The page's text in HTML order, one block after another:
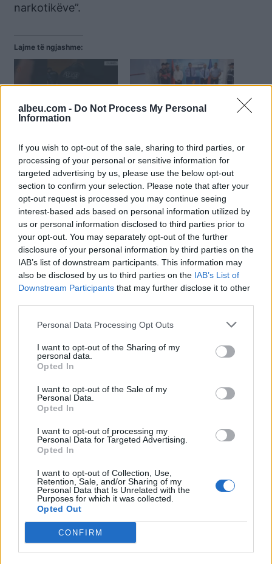
albeu.com - Do Not Process My Personal
Information
If you wish to opt-out of the sale, sharing to third parties, or
processing of your personal or sensitive information for
targeted advertising by us, please use the below opt-out
section to confirm your selection. Please note that after your
opt-out request is processed you may continue seeing
interest-based ads based on personal information utilized by
us or personal information disclosed to third parties prior to
your opt-out. You may separately opt-out of the further
disclosure of your personal information by third parties on the
IAB’s list of downstream participants. This information may
also be disclosed by us to third parties on the IAB’s List of
Downstream Participants that may further disclose it to other
Personal Data Processing Opt Outs
I want to opt-out of the Sharing of my
personal data.
Opted In
I want to opt-out of the Sale of my
Personal Data.
Opted In
I want to opt-out of processing my
Personal Data for Targeted Advertising.
Opted In
I want to opt-out of Collection, Use,
Retention, Sale, and/or Sharing of my
Personal Data that Is Unrelated with the
Purposes for which it was collected.
Opted Out
CONFIRM
narkotikëve”.
Lajme të ngjashme:
Emrat/ Zbulohet drogë
Durrës, arrestohen 15
persona
e sigurisë për Ervis
Bakallin dhe Dorian Kalon
Sekuestrohet arsenal
armësh në Durrës,
arrestohet 70-vjeçari
Shtuarmë9.03.2024 11:51
Tags:
arrestohen , bazë armësh
dy persona